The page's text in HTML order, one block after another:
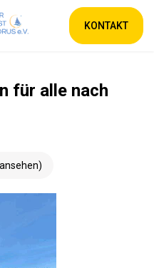
KONTAKT
für alle nach